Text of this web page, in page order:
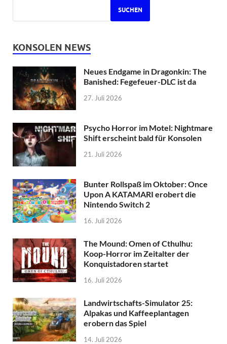
SUCHEN
KONSOLEN NEWS
Neues Endgame in Dragonkin: The
Banished: Fegefeuer-DLC ist da
27. Juli 2026
Psycho Horror im Motel: Nightmare
Shift erscheint bald für Konsolen
21. Juli 2026
Bunter Rollspaß im Oktober: Once
Upon A KATAMARI erobert die
Nintendo Switch 2
16. Juli 2026
The Mound: Omen of Cthulhu:
Koop-Horror im Zeitalter der
Konquistadoren startet
16. Juli 2026
Landwirtschafts-Simulator 25:
Alpakas und Kaffeeplantagen
erobern das Spiel
14. Juli 2026